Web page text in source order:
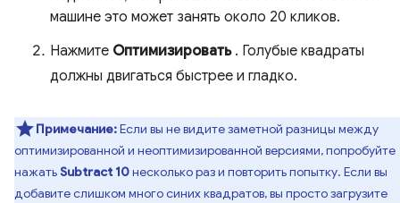
машине это может занять около 20 кликов.
Нажмите Оптимизировать. Голубые квадраты
должны двигаться быстрее и гладко.
Примечание:Если вы не видите заметной разницы между
оптимизированной и неоптимизированной версиями, попробуйте
нажатьSubtract 10несколько раз и повторить попытку. Если вы
добавите слишком много синих квадратов, вы просто загрузите